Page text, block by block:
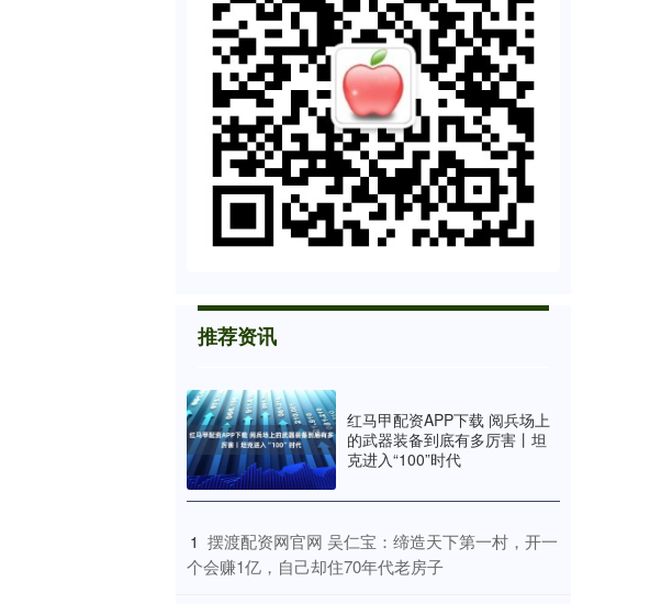
推荐资讯
红马甲配资APP下载 阅兵场上
的武器装备到底有多厉害丨坦
克进入“100”时代
1 ​摆渡配资网官网 吴仁宝：缔造天下第一村，开一
个会赚1亿，自己却住70年代老房子